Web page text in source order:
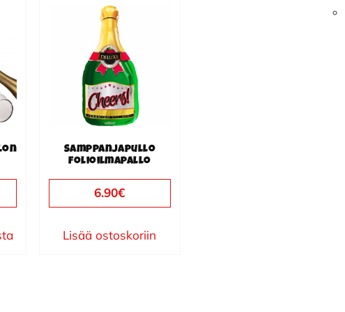
Samppanjapullo
folioilmapallo
6.90€
Lisää ostoskoriin